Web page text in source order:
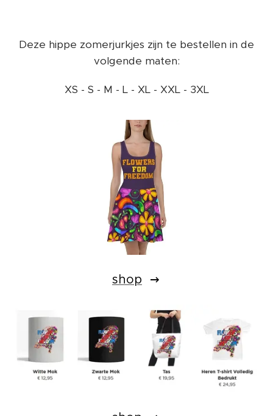
Deze hippe zomerjurkjes zijn te bestellen in de
volgende maten:
XS - S - M - L - XL - XXL - 3XL
shop